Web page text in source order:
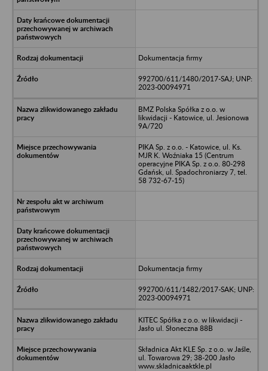
Dokumentacja firmy
992700/611/1480/2017-SAJ; UNP:
2023-00094971
BMZ Polska Spółka z o.o. w
likwidacji - Katowice, ul. Jesionowa
9A/720
PIKA Sp. z o.o. - Katowice, ul. Ks.
MJR K. Woźniaka 15 (Centrum
operacyjne PIKA Sp. z o.o. 80-298
Gdańsk, ul. Spadochroniarzy 7, tel.
58 732-67-15)
Dokumentacja firmy
992700/611/1482/2017-SAK; UNP:
2023-00094971
KITEC Spółka z o.o. w likwidacji -
Jasło ul. Słoneczna 88B
Składnica Akt KLE Sp. z o.o. w Jaśle,
ul. Towarowa 29; 38-200 Jasło
www.skladnicaaktkle.pl